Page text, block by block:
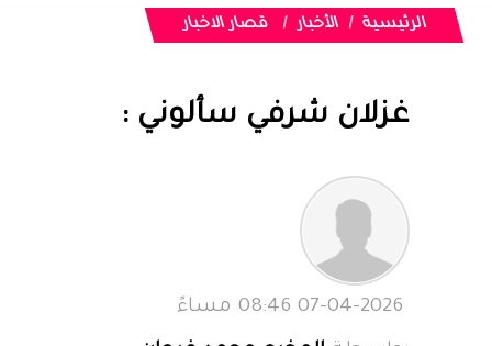
الرئيسية الأخبار قصار الاخبار
غزلان شرفي سألوني :